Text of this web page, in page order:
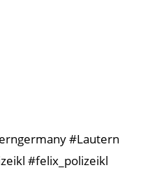
#Lautern
#felix_polizeikl